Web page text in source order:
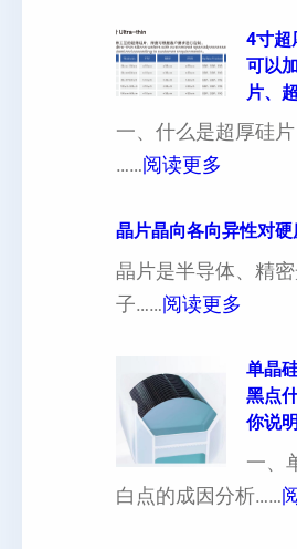
4寸超
可以
片、
一、什么是超厚硅片
……阅读更多
寸
超
厚
也
晶片晶向各向异性对
晶片是半导体、精
子……阅读更多
片
晶
向
各
向
单晶
黑点
你说
一、
白点的成因分析……